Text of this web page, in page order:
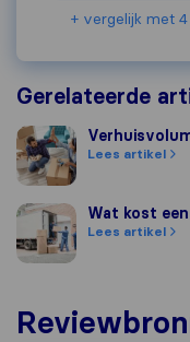
+ vergelijk met
Gerelateerde
Verhuisvolume
Lees artikel
Wat kost eenWat kost
Lees artikel